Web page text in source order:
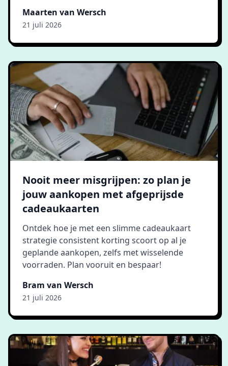
Maarten van Wersch
21 juli 2026
Nooit meer misgrijpen: zo plan je
jouw aankopen met afgeprijsde
cadeaukaarten
Ontdek hoe je met een slimme cadeaukaart
strategie consistent korting scoort op al je
geplande aankopen, zelfs met wisselende
voorraden. Plan vooruit en bespaar!
Bram van Wersch
21 juli 2026